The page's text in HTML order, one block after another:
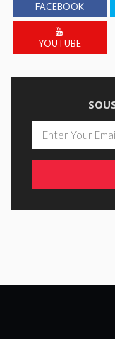
FACEBOOK
YOUTUBE